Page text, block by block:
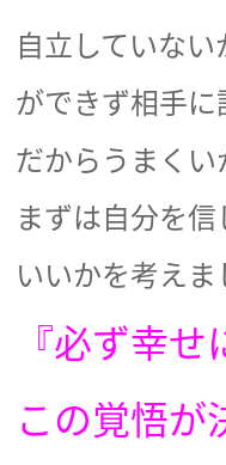
自立していな
ができず相手に
だからうまく
まずは自分を
いいかを考えま
『必ず幸せ
この覚悟が